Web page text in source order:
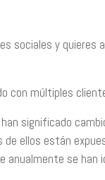
sociales y
con múltiples
significado
ellos están
anualmente se han